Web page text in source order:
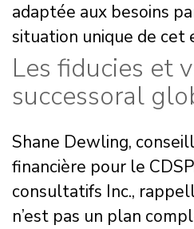
adaptée aux besoins
situation unique de cet
Les fiducies et
successoral
Shane Dewling,
financière pour le
consultatifs Inc.,
n’est pas un plan